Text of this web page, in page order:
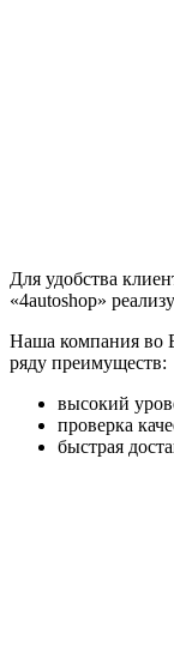
Для удобства
«4autoshop»
Наша компания во
ряду преимуществ:
высокий
проверка
быстрая